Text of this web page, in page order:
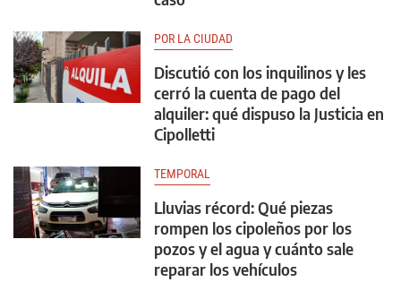
POR LA CIUDAD
Discutió con los inquilinos y les
cerró la cuenta de pago del
alquiler: qué dispuso la Justicia en
Cipolletti
TEMPORAL
Lluvias récord: Qué piezas
rompen los cipoleños por los
pozos y el agua y cuánto sale
reparar los vehículos